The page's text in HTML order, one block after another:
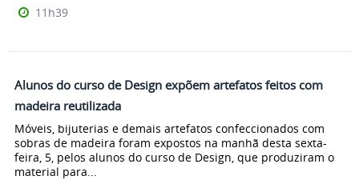
11h39
Alunos do curso de Design expõem artefatos feitos com
madeira reutilizada
Móveis, bijuterias e demais artefatos confeccionados com
sobras de madeira foram expostos na manhã desta sexta-
feira, 5, pelos alunos do curso de Design, que produziram o
material para...